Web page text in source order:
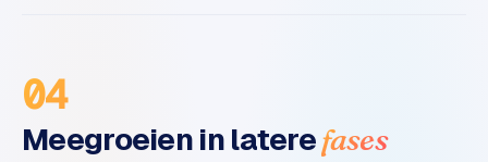
04
Meegroeien in laterefases